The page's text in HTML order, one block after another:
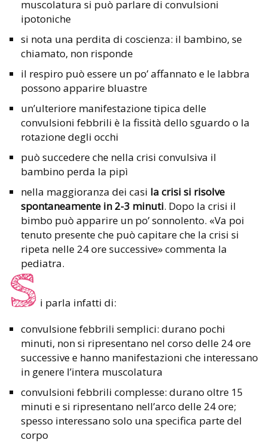
muscolatura si può parlare di convulsioni
ipotoniche
si nota una perdita di coscienza: il bambino, se
chiamato, non risponde
il respiro può essere un po’ affannato e le labbra
possono apparire bluastre
un’ulteriore manifestazione tipica delle
convulsioni febbrili è la fissità dello sguardo o la
rotazione degli occhi
può succedere che nella crisi convulsiva il
bambino perda la pipì
nella maggioranza dei casi la crisi si risolve
spontaneamente in 2-3 minuti. Dopo la crisi il
bimbo può apparire un po’ sonnolento. «Va poi
tenuto presente che può capitare che la crisi si
ripeta nelle 24 ore successive» commenta la
pediatra.
S i parla infatti di:
convulsione febbrili semplici: durano pochi
minuti, non si ripresentano nel corso delle 24 ore
successive e hanno manifestazioni che interessano
in genere l’intera muscolatura
convulsioni febbrili complesse: durano oltre 15
minuti e si ripresentano nell’arco delle 24 ore;
spesso interessano solo una specifica parte del
corpo